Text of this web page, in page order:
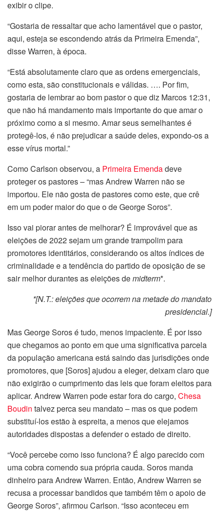
exibir o clipe.
“Gostaria de ressaltar que acho lamentável que o pastor,
aqui, esteja se escondendo atrás da Primeira Emenda”,
disse Warren, à época.
“Está absolutamente claro que as ordens emergenciais,
como esta, são constitucionais e válidas. …. Por fim,
gostaria de lembrar ao bom pastor o que diz Marcos 12:31,
que não há mandamento mais importante do que amar o
próximo como a si mesmo. Amar seus semelhantes é
protegê-los, é não prejudicar a saúde deles, expondo-os a
esse vírus mortal.”
Como Carlson observou, a Primeira Emendadeve
proteger os pastores – “mas Andrew Warren não se
importou. Ele não gosta de pastores como este, que crê
em um poder maior do que o de George Soros”.
Isso vai piorar antes de melhorar? É improvável que as
eleições de 2022 sejam um grande trampolim para
promotores identitários, considerando os altos índices de
criminalidade e a tendência do partido de oposição de se
sair melhor durantes as eleições demidterm*.
*[N.T.: eleições que ocorrem na metade do mandato
presidencial.]
Mas George Soros é tudo, menos impaciente. É por isso
que chegamos ao ponto em que uma significativa parcela
da população americana está saindo das jurisdições onde
promotores, que [Soros] ajudou a eleger, deixam claro que
não exigirão o cumprimento das leis que foram eleitos para
aplicar. Andrew Warren pode estar fora do cargo, Chesa
Boudin talvez perca seu mandato – mas os que podem
substituí-los estão à espreita, a menos que elejamos
autoridades dispostas a defender o estado de direito.
“Você percebe como isso funciona? É algo parecido com
uma cobra comendo sua própria cauda. Soros manda
dinheiro para Andrew Warren. Então, Andrew Warren se
recusa a processar bandidos que também têm o apoio de
George Soros”, afirmou Carlson. “Isso aconteceu em